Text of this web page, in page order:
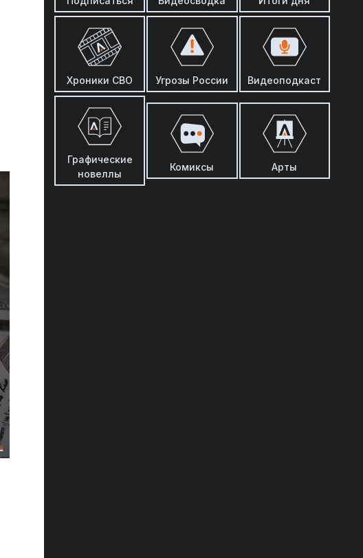
Хроники СВО Угрозы России Видеоподкаст
Графические
новеллы
Комиксы Арты